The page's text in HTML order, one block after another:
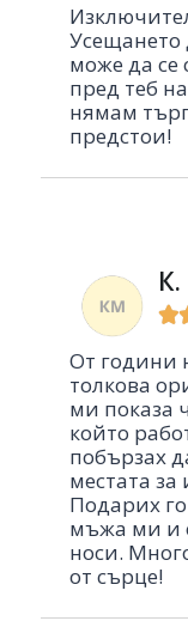
Усещането
може да се
пред теб
нямам
предстои!

От години
толкова
ми показа
който
побързах
местата за
Подарих
мъжа ми и
носи.
от сърце!